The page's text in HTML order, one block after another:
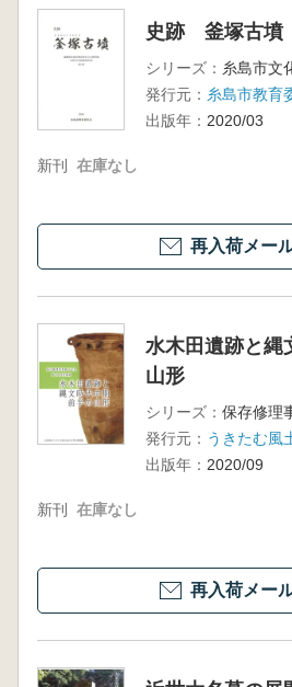
史跡 釜塚古墳
シリーズ：
発行元： 糸島市教育
出版年： 2020/03
新刊 在庫なし
再入荷メー
水木田遺跡と縄
山形
シリーズ：
発行元： うきたむ風
出版年： 2020/09
新刊 在庫なし
再入荷メー